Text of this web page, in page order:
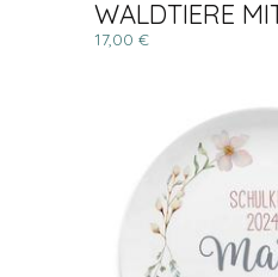
WALDTIERE
17,00 €